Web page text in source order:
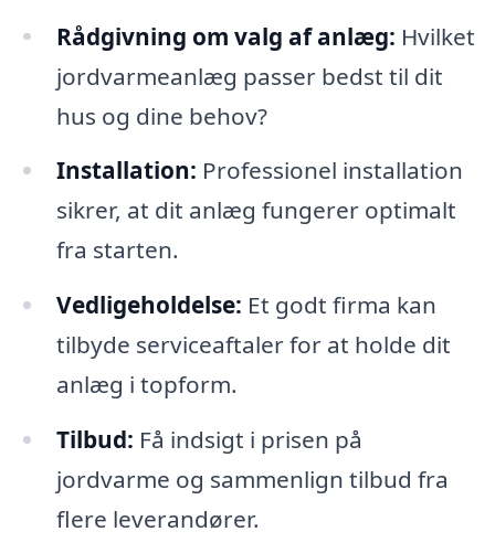
Rådgivning om valg af anlæg: Hvilket
jordvarmeanlæg passer bedst til dit
hus og dine behov?
Installation: Professionel installation
sikrer, at dit anlæg fungerer optimalt
fra starten.
Vedligeholdelse: Et godt firma kan
tilbyde serviceaftaler for at holde dit
anlæg i topform.
Tilbud: Få indsigt i prisen på
jordvarme og sammenlign tilbud fra
flere leverandører.